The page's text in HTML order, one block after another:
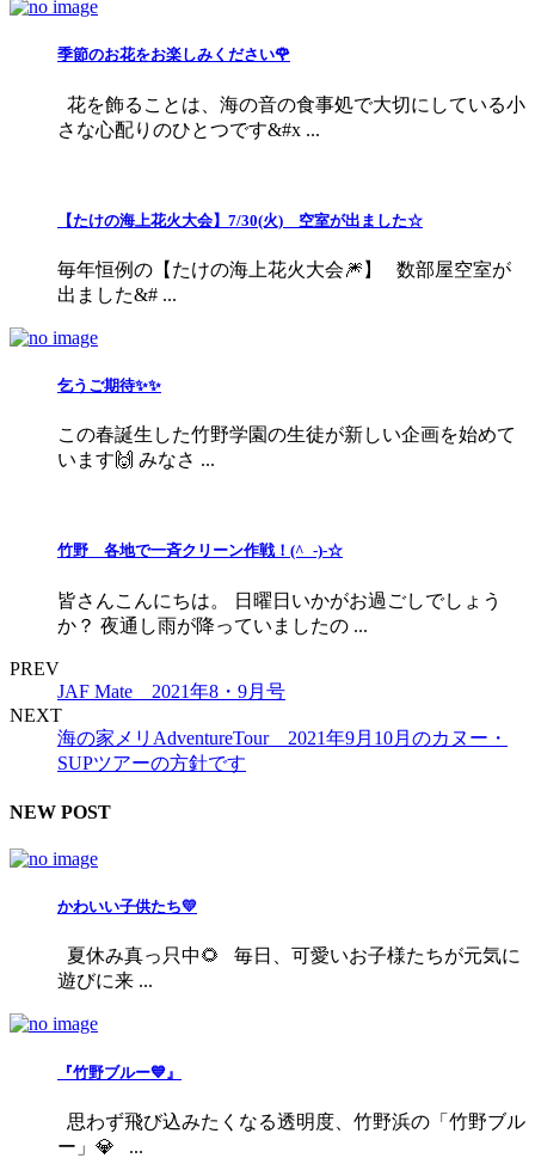
季節のお花をお楽しみください🌹
花を飾ることは、海の音の食事処で大切にしている小
さな心配りのひとつです&#x ...
【たけの海上花火大会】7/30(火) 空室が出ました☆
毎年恒例の【たけの海上花火大会🎆】 数部屋空室が
出ました&# ...
乞うご期待✨✨
この春誕生した竹野学園の生徒が新しい企画を始めて
います🙌 みなさ ...
竹野 各地で一斉クリーン作戦！(^_-)-☆
皆さんこんにちは。 日曜日いかがお過ごしでしょう
か？ 夜通し雨が降っていましたの ...
PREV
JAF Mate 2021年8・9月号
NEXT
海の家メリAdventureTour 2021年9月10月のカヌー・
SUPツアーの方針です
NEW POST
かわいい子供たち💛
夏休み真っ只中🌻 毎日、可愛いお子様たちが元気に
遊びに来 ...
『竹野ブルー💙』
思わず飛び込みたくなる透明度、竹野浜の「竹野ブル
ー」💎 ...